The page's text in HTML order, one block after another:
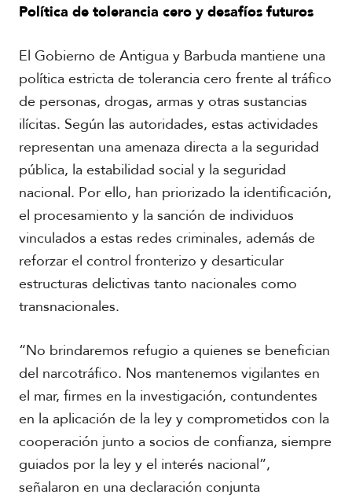
Política de tolerancia cero y desafíos futuros
El Gobierno de Antigua y Barbuda mantiene una
política estricta de tolerancia cero frente al tráfico
de personas, drogas, armas y otras sustancias
ilícitas. Según las autoridades, estas actividades
representan una amenaza directa a la seguridad
pública, la estabilidad social y la seguridad
nacional. Por ello, han priorizado la identificación,
el procesamiento y la sanción de individuos
vinculados a estas redes criminales, además de
reforzar el control fronterizo y desarticular
estructuras delictivas tanto nacionales como
transnacionales.
“No brindaremos refugio a quienes se benefician
del narcotráfico. Nos mantenemos vigilantes en
el mar, firmes en la investigación, contundentes
en la aplicación de la ley y comprometidos con la
cooperación junto a socios de confianza, siempre
guiados por la ley y el interés nacional”,
señalaron en una declaración conjunta